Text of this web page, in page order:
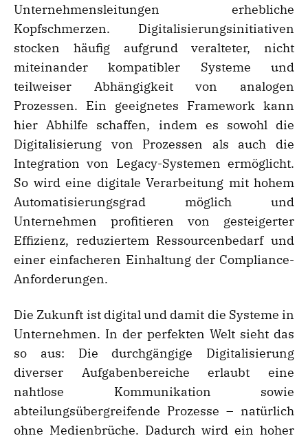
Unternehmensleitungen erhebliche
Kopfschmerzen. Digitalisierungsinitiativen
stocken häufig aufgrund veralteter, nicht
miteinander kompatibler Systeme und
teilweiser Abhängigkeit von analogen
Prozessen. Ein geeignetes Framework kann
hier Abhilfe schaffen, indem es sowohl die
Digitalisierung von Prozessen als auch die
Integration von Legacy-Systemen ermöglicht.
So wird eine digitale Verarbeitung mit hohem
Automatisierungsgrad möglich und
Unternehmen profitieren von gesteigerter
Effizienz, reduziertem Ressourcenbedarf und
einer einfacheren Einhaltung der Compliance-
Anforderungen.
Die Zukunft ist digital und damit die Systeme in
Unternehmen. In der perfekten Welt sieht das
so aus: Die durchgängige Digitalisierung
diverser Aufgabenbereiche erlaubt eine
nahtlose Kommunikation sowie
abteilungsübergreifende Prozesse – natürlich
ohne Medienbrüche. Dadurch wird ein hoher